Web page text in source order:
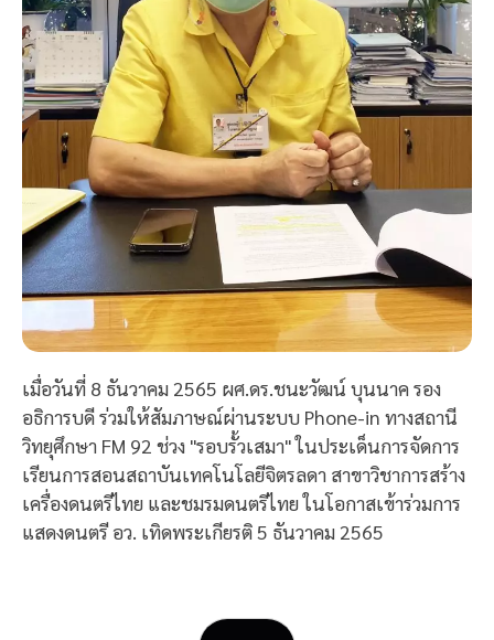
เมื่อวันที่ 8 ธันวาคม 2565 ผศ.ดร.ชนะวัฒน์ บุนนาค รอง
อธิการบดี ร่วมให้สัมภาษณ์ผ่านระบบ Phone-in ทางสถานี
วิทยุศึกษา FM 92 ช่วง "รอบรั้วเสมา" ในประเด็นการจัดการ
เรียนการสอนสถาบันเทคโนโลยีจิตรลดา สาขาวิชาการสร้าง
เครื่องดนตรีไทย และชมรมดนตรีไทย ในโอกาสเข้าร่วมการ
แสดงดนตรี อว. เทิดพระเกียรติ 5 ธันวาคม 2565